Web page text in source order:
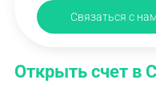
Связаться с
Открыть счет в